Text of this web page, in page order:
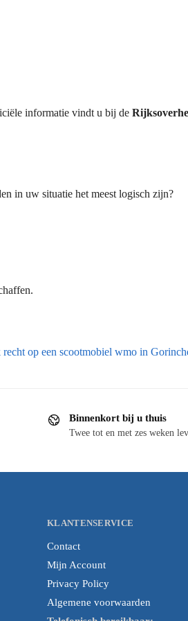
informatie vindt u bij de
in uw situatie het meest logisch zijn?
op een scootmobiel wmo in
Binnenkort bij u thuis
Twee tot en met zes weken
KLANTENSERVICE
Contact
Mijn Account
Privacy Policy
Algemene voorwaarden